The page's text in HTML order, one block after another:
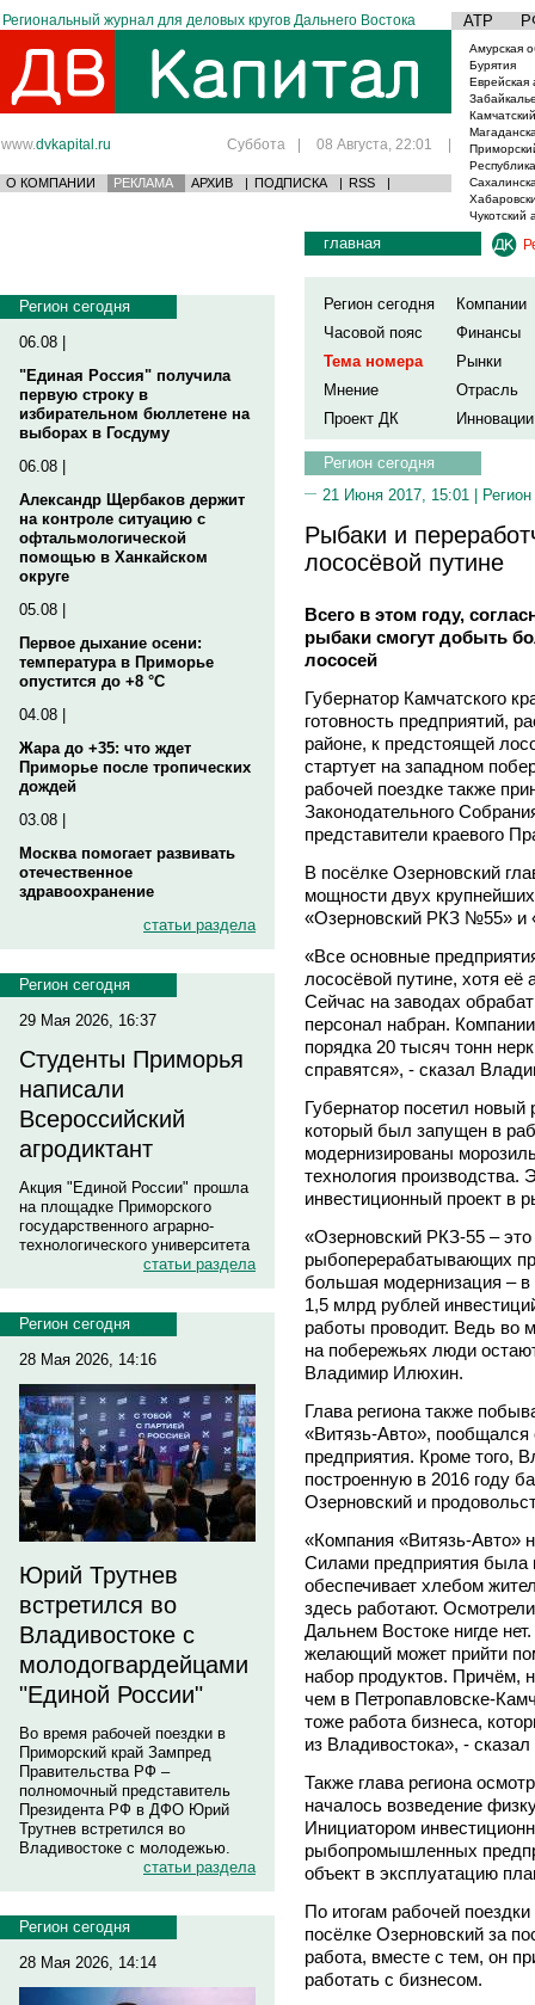
Региональный журнал для деловых кругов Дальнего Востока АТР
www.dvkapital.ru Суббота | 08 Августа, 22:01 |
О КОМПАНИИ РЕКЛАМА АРХИВ | ПОДПИСКА | RSS |
Амурская
Бурятия
Еврейская
Чукотский
Регион сегодня
06.08 |
"Единая Россия" получила
первую строку в
избирательном бюллетене на
выборах в Госдуму
06.08 |
Александр Щербаков держит
на контроле ситуацию с
офтальмологической
помощью в Ханкайском
округе
05.08 |
Первое дыхание осени:
температура в Приморье
опустится до +8 °C
04.08 |
Жара до +35: что ждет
Приморье после тропических
дождей
03.08 |
Москва помогает развивать
отечественное
здравоохранение
статьи раздела
Регион сегодня
29 Мая 2026, 16:37
Студенты Приморья
написали
Всероссийский
агродиктант
Акция "Единой России" прошла
на площадке Приморского
государственного аграрно-
технологического университета
статьи раздела
Регион сегодня
28 Мая 2026, 14:16
Юрий Трутнев
встретился во
Владивостоке с
молодогвардейцами
"Единой России"
Во время рабочей поездки в
Приморский край Зампред
Правительства РФ –
полномочный представитель
Президента РФ в ДФО Юрий
Трутнев встретился во
Владивостоке с молодежью.
статьи раздела
Регион сегодня
28 Мая 2026, 14:14
главная
Регион сегодня
Компании
Часовой пояс
Финансы
Тема номера
Рынки
Мнение
Отрасль
Проект ДК
Инновации
Регион сегодня
21 Июня 2017, 15:01 |
Рыбаки и
лососёвой путине
Всего в этом году,
рыбаки смогут добыть
лососей
Губернатор Камчатского
готовность предприятий,
районе, к предстоящей
стартует на западном
рабочей поездке также
Законодательного
представители краевого
В посёлке Озерновский
мощности двух
«Озерновский РКЗ №55» и
«Все основные
лососёвой путине, хотя её
Сейчас на заводах
персонал набран.
порядка 20 тысяч тонн
справятся», - сказал
Губернатор посетил
который был запущен в
модернизированы
технология производства.
инвестиционный проект
«Озерновский РКЗ-55 –
рыбоперерабатывающих
большая модернизация – в
1,5 млрд рублей
работы проводит. Ведь во
на побережьях люди
Владимир Илюхин.
Глава региона также
«Витязь-Авто», пообщался
предприятия. Кроме того,
построенную в 2016 году
Озерновский и
«Компания «Витязь-Авто»
Силами предприятия была
обеспечивает хлебом
здесь работают.
Дальнем Востоке нигде
желающий может прийти
набор продуктов. Причём,
чем в Петропавловске-
тоже работа бизнеса,
из Владивостока», -
Также глава региона
началось возведение
Инициатором
рыбопромышленных
объект в эксплуатацию
По итогам рабочей
посёлке Озерновский за
работа, вместе с тем, он
работать с бизнесом.